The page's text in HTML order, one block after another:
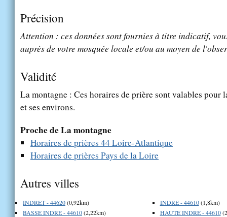
Précision
Attention : ces données sont fournies à titre indicatif,
auprès de votre mosquée locale et/ou au moyen de
Validité
La montagne : Ces horaires de prière sont valables pour
et ses environs.
Proche de La montagne
Horaires de prières 44 Loire-Atlantique
Horaires de prières Pays de la Loire
Autres villes
INDRET - 44620(0,92km)
BASSE INDRE - 44610(2,22km)
INDRE - 44610(1,8km)
HAUTE INDRE - 44610